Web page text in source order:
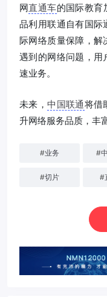
网直通车的国际教育
品利用联通自有国际
际网络质量保障，解
遇到的网络问题，用
速业务。
未来，中国联通将借
升网络服务品质，丰
#业务 #
#切片 #